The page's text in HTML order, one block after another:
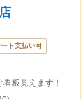
ート支払い可
板見えます！